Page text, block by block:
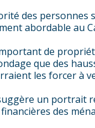
des personnes
abordable au
de
que des
les forcer à
un portrait
des